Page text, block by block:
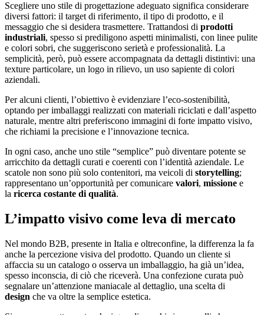
Scegliere uno stile di progettazione adeguato significa considerare
diversi fattori: il target di riferimento, il tipo di prodotto, e il
messaggio che si desidera trasmettere. Trattandosi di prodotti
industriali, spesso si prediligono aspetti minimalisti, con linee pulite
e colori sobri, che suggeriscono serietà e professionalità. La
semplicità, però, può essere accompagnata da dettagli distintivi: una
texture particolare, un logo in rilievo, un uso sapiente di colori
aziendali.
Per alcuni clienti, l’obiettivo è evidenziare l’eco-sostenibilità,
optando per imballaggi realizzati con materiali riciclati e dall’aspetto
naturale, mentre altri preferiscono immagini di forte impatto visivo,
che richiami la precisione e l’innovazione tecnica.
In ogni caso, anche uno stile “semplice” può diventare potente se
arricchito da dettagli curati e coerenti con l’identità aziendale. Le
scatole non sono più solo contenitori, ma veicoli di storytelling;
rappresentano un’opportunità per comunicare valori, missione e
la ricerca costante di qualità.
L’impatto visivo come leva di mercato
Nel mondo B2B, presente in Italia e oltreconfine, la differenza la fa
anche la percezione visiva del prodotto. Quando un cliente si
affaccia su un catalogo o osserva un imballaggio, ha già un’idea,
spesso inconscia, di ciò che riceverà. Una confezione curata può
segnalare un’attenzione maniacale al dettaglio, una scelta di
design che va oltre la semplice estetica.